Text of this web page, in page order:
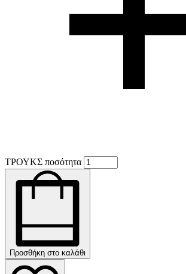
ΤΡΟΥΚΣ ποσότητα
Προσθήκη στο καλάθι